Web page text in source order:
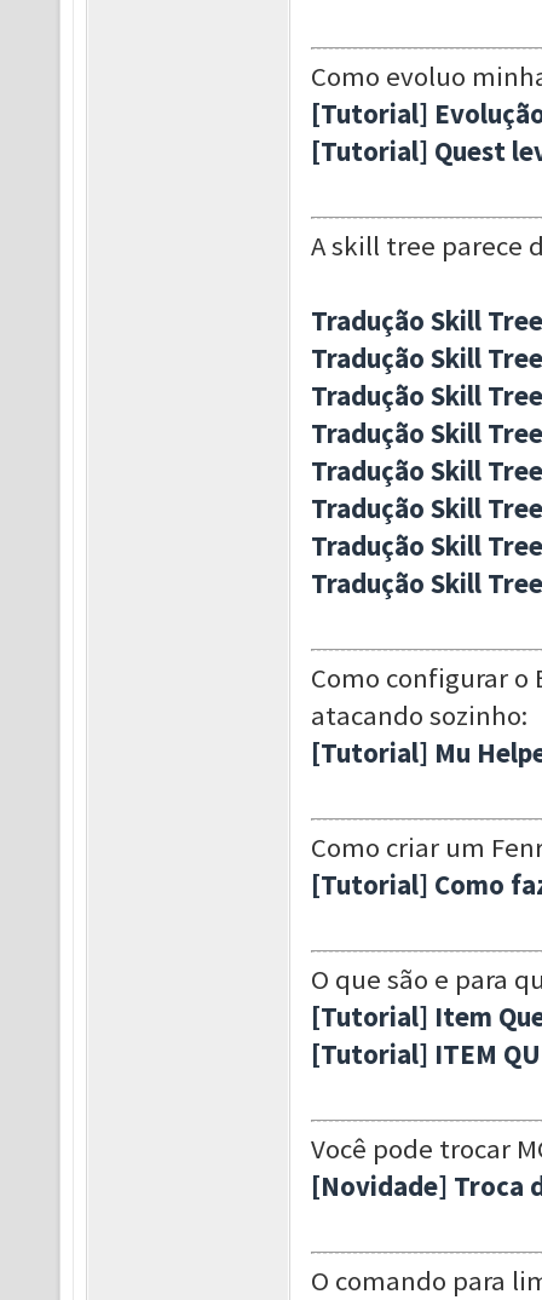
Como evoluo
[Tutorial]
[Tutorial] Quest
A skill tree parece
Tradução Skill
Tradução Skill
Tradução Skill
Tradução Skill
Tradução Skill
Tradução Skill
Tradução Skill
Tradução Skill
Como configurar o
atacando sozinho:
[Tutorial] Mu
Como criar um
[Tutorial] Como
O que são e para
[Tutorial] Item
[Tutorial] ITEM
Você pode trocar
[Novidade] Troca
O comando para